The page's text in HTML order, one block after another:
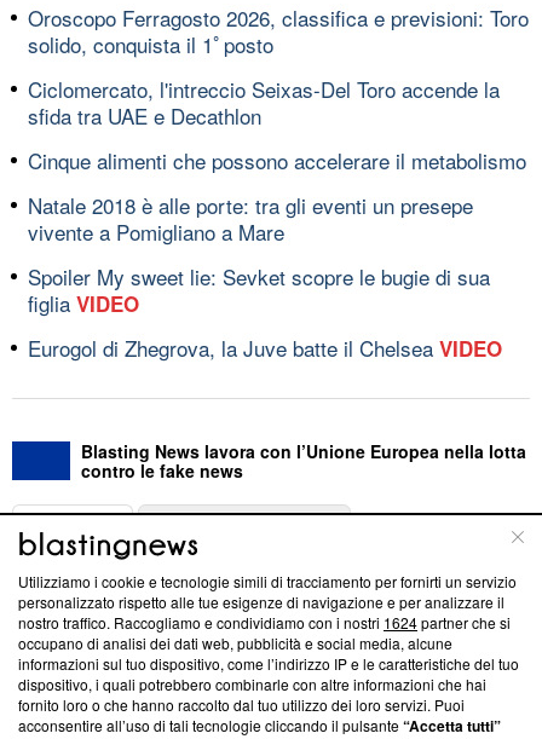
Oroscopo Ferragosto 2026, classifica e previsioni: Toro
solido, conquista il 1ﾟposto
Ciclomercato, l'intreccio Seixas-Del Toro accende la
sfida tra UAE e Decathlon
Cinque alimenti che possono accelerare il metabolismo
Natale 2018 è alle porte: tra gli eventi un presepe
vivente a Pomigliano a Mare
Spoiler My sweet lie: Sevket scopre le bugie di sua
figlia VIDEO
Eurogol di Zhegrova, la Juve batte il Chelsea VIDEO
Blasting News lavora con l’Unione Europea nella lotta
contro le fake news
ABOUT
Questa sezione offre informazioni trasparenti su Blasting
News, sui nostri processi editoriali e su come ci impegniamo a
creare news di qualità. Inoltre, afferma la nostra aderenza a
‘Trust Project - News with Integrity’Blasting News non è
ancora membro del programma, ma ha richiesto di farne
parte; Trust Project non ha ancora effettuato una verifica di
Utilizziamo i cookie e tecnologie simili di tracciamento per fornirti un servizio
personalizzato rispetto alle tue esigenze di navigazione e per analizzare il
nostro traffico. Raccogliamo e condividiamo con i nostri 1624partner che si
occupano di analisi dei dati web, pubblicità e social media, alcune
informazioni sul tuo dispositivo, come l’indirizzo IP e le caratteristiche del tuo
dispositivo, i quali potrebbero combinarle con altre informazioni che hai
fornito loro o che hanno raccolto dal tuo utilizzo dei loro servizi. Puoi
acconsentire all’uso di tali tecnologie cliccando il pulsante“Accetta tutti”